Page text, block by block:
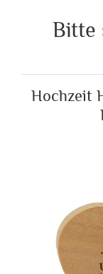
Bitte
Hochzeit